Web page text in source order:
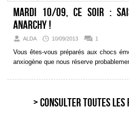
Mardi 10/09, ce soir :
Anarchy !
ALDA 10/09/2013 1
Vous êtes-vous préparés aux chocs
anxiogène que nous réserve
> Consulter toutes les